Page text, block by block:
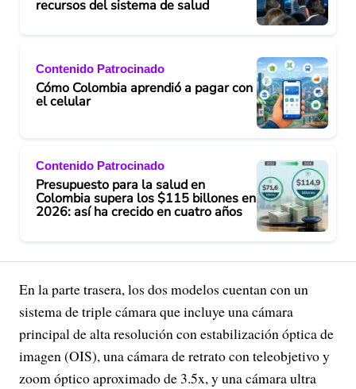
recursos del sistema de salud
Contenido Patrocinado
Cómo Colombia aprendió a pagar con
el celular
Contenido Patrocinado
Presupuesto para la salud en
Colombia supera los $115 billones en
2026: así ha crecido en cuatro años
En la parte trasera, los dos modelos cuentan con un
sistema de triple cámara que incluye una cámara
principal de alta resolución con estabilización óptica de
imagen (OIS), una cámara de retrato con teleobjetivo y
zoom óptico aproximado de 3.5x, y una cámara ultra